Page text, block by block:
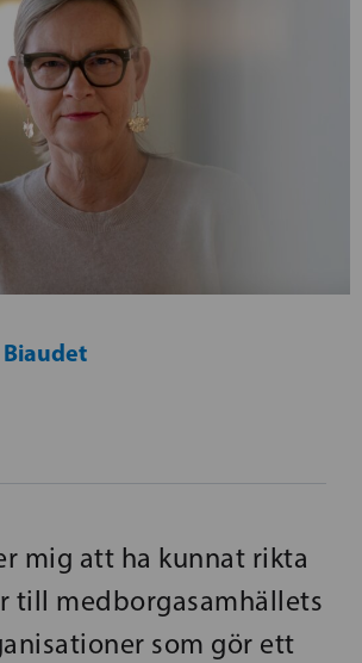
Biaudet
mig att ha kunnat rikta
till medborgasamhällets
som gör ett